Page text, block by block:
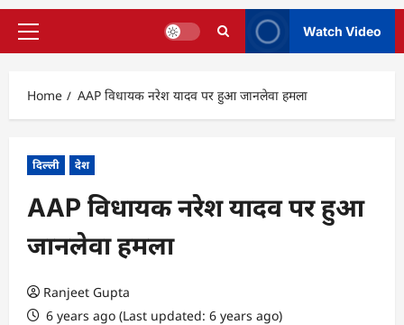
Primary
Watch Video
Home AAP विधायक नरेश यादव पर हुआ जानलेवा हमला
दिल्ली देश
AAP विधायक नरेश यादव पर हुआ
जानलेवा हमला
Ranjeet Gupta
6 years ago (Last updated: 6 years ago)